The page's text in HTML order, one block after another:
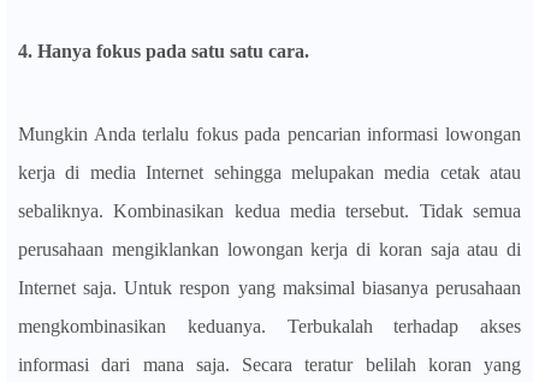
4. Hanya fokus pada satu satu cara.
Mungkin Anda terlalu fokus pada pencarian informasi lowongan
kerja di media Internet sehingga melupakan media cetak atau
sebaliknya. Kombinasikan kedua media tersebut. Tidak semua
perusahaan mengiklankan lowongan kerja di koran saja atau di
Internet saja. Untuk respon yang maksimal biasanya perusahaan
mengkombinasikan keduanya. Terbukalah terhadap akses
informasi dari mana saja. Secara teratur belilah koran yang